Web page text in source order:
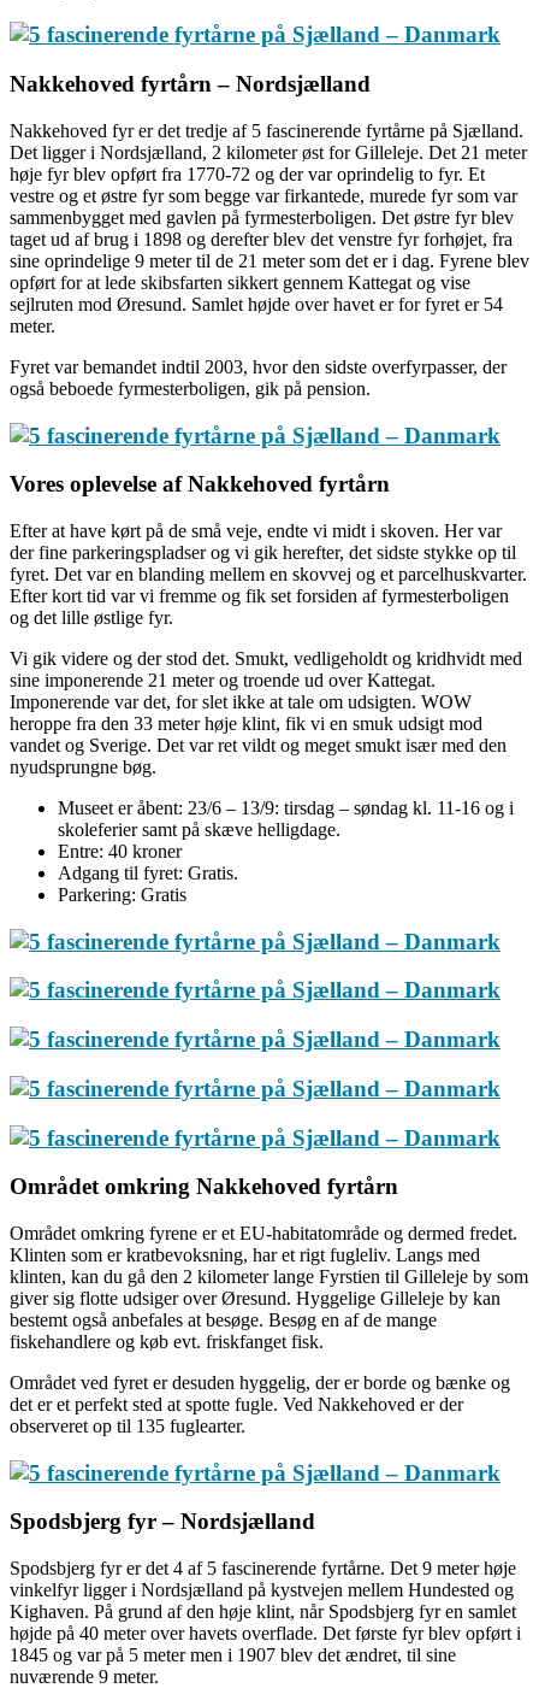
Nakkehoved fyrtårn – Nordsjælland
Nakkehoved fyr er det tredje af 5 fascinerende fyrtårne på Sjælland.
Det ligger i Nordsjælland, 2 kilometer øst for Gilleleje. Det 21 meter
høje fyr blev opført fra 1770-72 og der var oprindelig to fyr. Et
vestre og et østre fyr som begge var firkantede, murede fyr som var
sammenbygget med gavlen på fyrmesterboligen. Det østre fyr blev
taget ud af brug i 1898 og derefter blev det venstre fyr forhøjet, fra
sine oprindelige 9 meter til de 21 meter som det er i dag. Fyrene blev
opført for at lede skibsfarten sikkert gennem Kattegat og vise
sejlruten mod Øresund. Samlet højde over havet er for fyret er 54
meter.
Fyret var bemandet indtil 2003, hvor den sidste overfyrpasser, der
også beboede fyrmesterboligen, gik på pension.
Vores oplevelse af Nakkehoved fyrtårn
Efter at have kørt på de små veje, endte vi midt i skoven. Her var
der fine parkeringspladser og vi gik herefter, det sidste stykke op til
fyret. Det var en blanding mellem en skovvej og et parcelhuskvarter.
Efter kort tid var vi fremme og fik set forsiden af fyrmesterboligen
og det lille østlige fyr.
Vi gik videre og der stod det. Smukt, vedligeholdt og kridhvidt med
sine imponerende 21 meter og troende ud over Kattegat.
Imponerende var det, for slet ikke at tale om udsigten. WOW
heroppe fra den 33 meter høje klint, fik vi en smuk udsigt mod
vandet og Sverige. Det var ret vildt og meget smukt især med den
nyudsprungne bøg.
Museet er åbent: 23/6 – 13/9: tirsdag – søndag kl. 11-16 og i
skoleferier samt på skæve helligdage.
Entre: 40 kroner
Adgang til fyret: Gratis.
Parkering: Gratis
Området omkring Nakkehoved fyrtårn
Området omkring fyrene er et EU-habitatområde og dermed fredet.
Klinten som er kratbevoksning, har et rigt fugleliv. Langs med
klinten, kan du gå den 2 kilometer lange Fyrstien til Gilleleje by som
giver sig flotte udsiger over Øresund. Hyggelige Gilleleje by kan
bestemt også anbefales at besøge. Besøg en af de mange
fiskehandlere og køb evt. friskfanget fisk.
Området ved fyret er desuden hyggelig, der er borde og bænke og
det er et perfekt sted at spotte fugle. Ved Nakkehoved er der
observeret op til 135 fuglearter.
Spodsbjerg fyr – Nordsjælland
Spodsbjerg fyr er det 4 af 5 fascinerende fyrtårne. Det 9 meter høje
vinkelfyr ligger i Nordsjælland på kystvejen mellem Hundested og
Kighaven. På grund af den høje klint, når Spodsbjerg fyr en samlet
højde på 40 meter over havets overflade. Det første fyr blev opført i
1845 og var på 5 meter men i 1907 blev det ændret, til sine
nuværende 9 meter.